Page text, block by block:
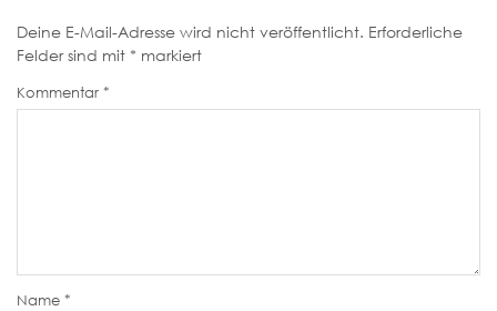
Deine E-Mail-Adresse wird nicht veröffentlicht. Erforderliche
Felder sind mit * markiert
Kommentar *
Name *